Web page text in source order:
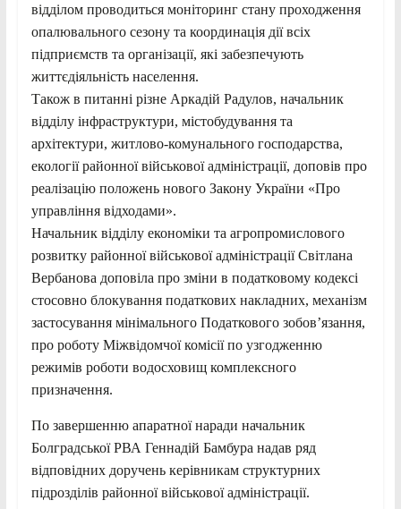
відділом проводиться моніторинг стану проходження
опалювального сезону та координація дії всіх
підприємств та організації, які забезпечують
життєдіяльність населення.
Також в питанні різне Аркадій Радулов, начальник
відділу інфраструктури, містобудування та
архітектури, житлово-комунального господарства,
екології районної військової адміністрації, доповів про
реалізацію положень нового Закону України «Про
управління відходами».
Начальник відділу економіки та агропромислового
розвитку районної військової адміністрації Світлана
Вербанова доповіла про зміни в податковому кодексі
стосовно блокування податкових накладних, механізм
застосування мінімального Податкового зобов’язання,
про роботу Міжвідомчої комісії по узгодженню
режимів роботи водосховищ комплексного
призначення.
По завершенню апаратної наради начальник
Болградської РВА Геннадій Бамбура надав ряд
відповідних доручень керівникам структурних
підрозділів районної військової адміністрації.